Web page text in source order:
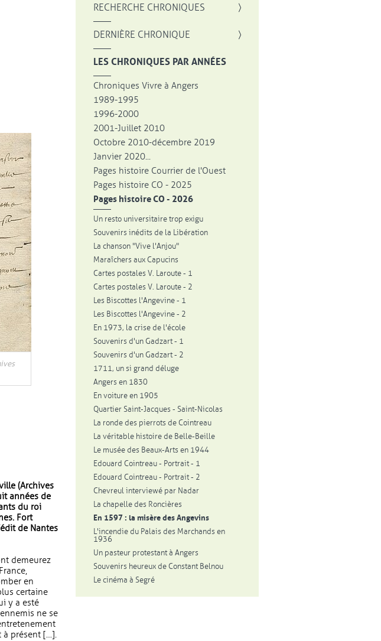
une nouvelle fenêtre
(Archives
années de
du roi
Fort
de Nantes
demeurez
en
certaine
y a esté
ne se
à présent […].
RECHERCHE CHRONIQUES , OUVRE UNE NOUVELLE FENÊTRE
DERNIÈRE CHRONIQUE
LES CHRONIQUES PAR ANNÉES
Chroniques Vivre à Angers
1989-1995
1996-2000
2001-Juillet 2010
Octobre 2010-décembre 2019
Janvier 2020...
Pages histoire Courrier de l'Ouest
Pages histoire CO - 2025
Pages histoire CO - 2026
Un resto universitaire trop exigu
Souvenirs inédits de la Libération
La chanson "Vive l'Anjou"
Maraîchers aux Capucins
Cartes postales V. Laroute - 1
Cartes postales V. Laroute - 2
Les Biscottes l'Angevine - 1
Les Biscottes l'Angevine - 2
En 1973, la crise de l'école
Souvenirs d'un Gadzart - 1
Souvenirs d'un Gadzart - 2
1711, un si grand déluge
Angers en 1830
En voiture en 1905
Quartier Saint-Jacques - Saint-Nicolas
La ronde des pierrots de Cointreau
La véritable histoire de Belle-Beille
Le musée des Beaux-Arts en 1944
Edouard Cointreau - Portrait - 1
Edouard Cointreau - Portrait - 2
Chevreul interviewé par Nadar
La chapelle des Roncières
En 1597 : la misère des Angevins
L'incendie du Palais des Marchands en
1936
Un pasteur protestant à Angers
Souvenirs heureux de Constant Belnou
Le cinéma à Segré